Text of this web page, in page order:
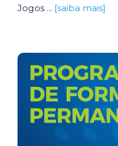
Jogos ... [saiba mais]